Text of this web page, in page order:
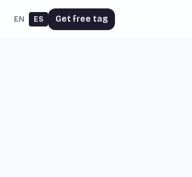
EN ES Get free tag